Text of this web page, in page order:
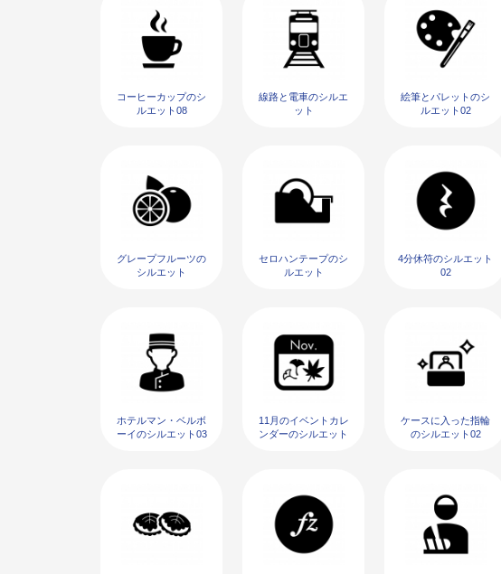
コーヒーカップのシ
ルエット08
線路と電車のシルエ
ット
絵筆とパレットのシ
ルエット02
グレープフルーツの
シルエット
セロハンテープのシ
ルエット
4分休符のシルエット
02
ホテルマン・ベルボ
ーイのシルエット03
11月のイベントカレ
ンダーのシルエット
ケースに入った指輪
のシルエット02